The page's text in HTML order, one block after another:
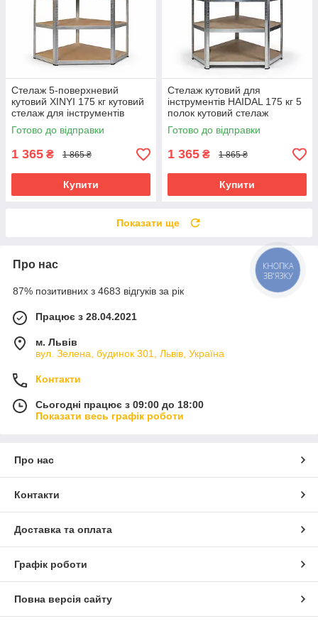
Стелаж 5-поверхневий
кутовий XINYI 175 кг кутовий
стелаж для інструментів
металевий стелаж для
зберігання
Готово до відправки
1 365 ₴ 1 865 ₴
Купити
Стелаж кутовий для
інструментів HAIDAL 175 кг 5
полок кутовий стелаж
металевий розбірний стелаж
для гаража
Готово до відправки
1 365 ₴ 1 865 ₴
Купити
Показати ще
Про нас
87% позитивних з 4683 відгуків за рік
Працює з 28.04.2021
м. Львів
вул. Зелена, будинок 301, Львів, Україна
Контакти
Сьогодні працює з 09:00 до 18:00
Показати весь графік роботи
Про нас
Контакти
Доставка та оплата
Графік роботи
Повна версія сайту
КНОПКА
ЗВ'ЯЗКУ